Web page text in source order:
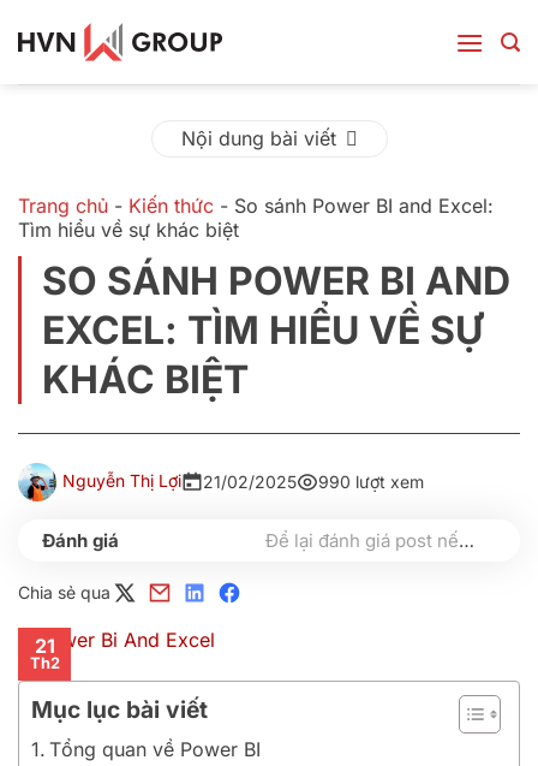
qua
nội
dung
Nội dung bài viết
Trang chủ - Kiến thức - So sánh Power BI and Excel:
Tìm hiểu về sự khác biệt
SO SÁNH POWER BI AND
EXCEL: TÌM HIỂU VỀ SỰ
KHÁC BIỆT
Nguyễn Thị Lợi 21/02/2025 990 lượt xem
Để lại đánh giá post nếu bạn thấy hữu ích nhé
Chia sẻ qua
21
Th2
Mục lục bài viết
Tổng quan về Power BI